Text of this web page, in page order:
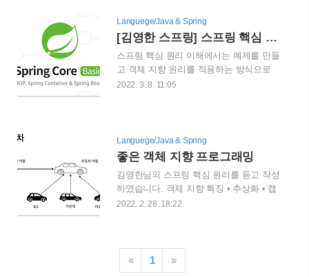
하지만 이 방법에는 여러가지 문제점이 있
습니다. 싱글톤 패턴을 구현하는 ..
xml을 기반으로 만들 수도 있고 애노테이
션 기반의 자바 설정 클래스로 만들 수 있
습니다. AppConfig라는 java 파일을 기반
으로 애노테이션 기반의 자바 설정 클래스
로 컨테이너를 만들었습니다. 스프링 컨테
이너를 부를 때 BeanFactory,
Languege/Java & Spring
[김영한 스프링] 스프링 핵심 원리 이해
스프링 핵심 원리 이해에서는 예제를 만들
고 객체 지향 원리를 적용하는 방식으로
이루어졌습니다. 첫번째로 private final
드는 인터페이스 뿐만 아니라 구현 객체도
의존하여 OCP, DIP 위반의 문제가 발생합
니다. 왜냐하면 변경에는 닫혀있어야 하는
OCP와 구체화에 의존하면 안되는 DIP를
위반하기 때문입니다. 이를 해결하기 위해
private final MemberRepository
의존하는 코드를 작성하였고 OCP와 DIP
는 해결한 것 ..
2022. 3. 8. 11:05
Languege/Java & Spring
좋은 객체 지향 프로그래밍
김영한님의 스프링 핵심 원리를 듣고 작성
하였습니다. 객체 지향 특징 • 추상화 • 캡
슐화 • 상속 • 다형성 객체 지향 프로그래
체"들의 모임으로 파악하고자 하는 것이
다. 각각의 객체는 메시지를 주고받고, 데
2022. 2. 28. 18:22
« 1 »